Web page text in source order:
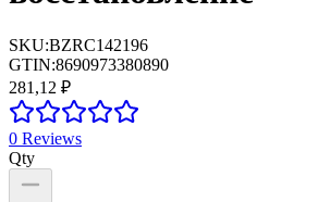
SKU:BZRC142196
GTIN:8690973380890
281,12 ₽
0 Reviews
Qty